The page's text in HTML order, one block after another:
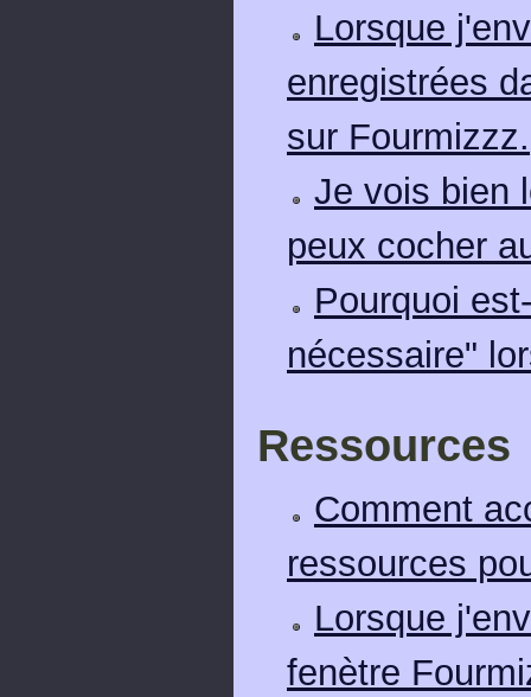
Lorsque
enregistrées
sur Fourmizzz.
Je vois bien
peux cocher
Pourquoi
nécessaire"
Ressources
Comment
ressources
Lorsque
fenètre